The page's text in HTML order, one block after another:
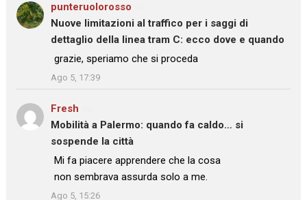
punteruolorosso
Nuove limitazioni al traffico per i saggi di
dettaglio della linea tram C: ecco dove e quando
: “
grazie, speriamo che si proceda
”
Ago 5, 17:39
Fresh
Mobilità a Palermo: quando fa caldo… si
sospende la città
: “
Mi fa piacere apprendere che la cosa
non sembrava assurda solo a me.
”
Ago 5, 15:26